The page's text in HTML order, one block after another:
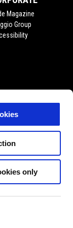
only
Magazine
Group